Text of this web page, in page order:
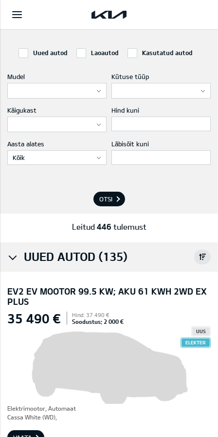
Uued autod Laoautod Kasutatud autod
Mudel Kütuse tüüp
Käigukast Hind kuni
Aasta alates
Kõik
Läbisõit kuni
OTSI
Leitud 446 tulemust
UUED AUTOD (135)
EV2 EV MOOTOR 99.5 KW; AKU 61 KWH 2WD EX
PLUS
35 490 € Hind: 37 490 €
Soodustus: 2 000 €
UUS
ELEKTER
Elektrimootor, Automaat
Cassa White (WD),